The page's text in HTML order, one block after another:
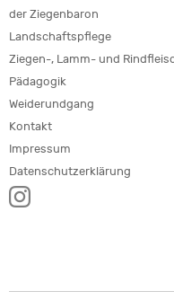
der Ziegenbaron
Landschaftspflege
Ziegen-, Lamm- und
Pädagogik
Weiderundgang
Kontakt
Impressum
Datenschutzerklärung